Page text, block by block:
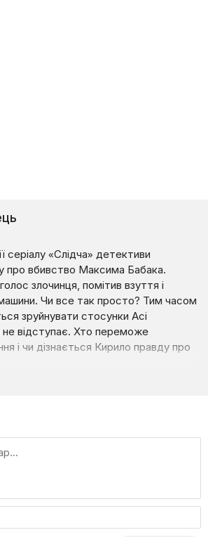
серіалу «Слідча» детективи
про вбивство Максима Бабака.
злочинця, помітив взуття і
Чи все так просто? Тим часом
зруйнувати стосунки Асі
не відступає. Хто переможе
і чи дізнається Кирило правду про